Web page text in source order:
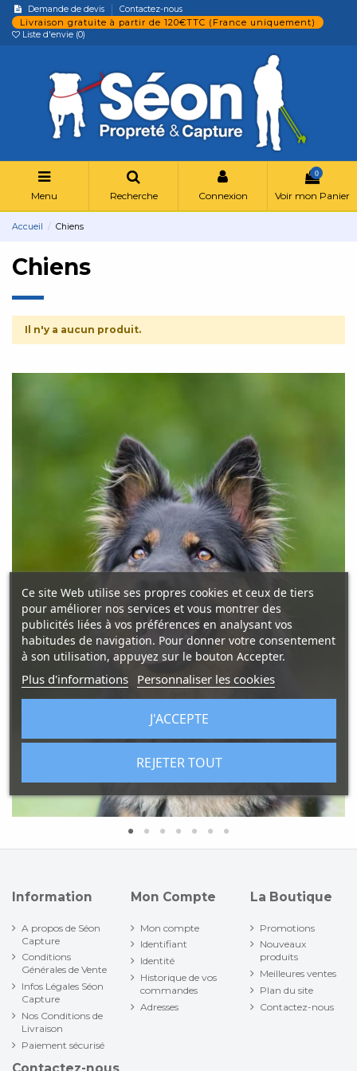
Demande de devis Contactez-nous
Livraison gratuite à partir de 120€TTC (France uniquement)
Liste d'envie (0)
Menu Recherche Connexion
0
Voir mon Panier
Accueil Chiens
Chiens
Il n'y a aucun produit.
Ce site Web utilise ses propres cookies et ceux de tiers
pour améliorer nos services et vous montrer des
publicités liées à vos préférences en analysant vos
habitudes de navigation. Pour donner votre consentement
à son utilisation, appuyez sur le bouton Accepter.
Plus d'informations Personnaliser les cookies
REJETER TOUT
J'ACCEPTE
Information
A propos de Séon
Capture
Conditions
Générales de Vente
Infos Légales Séon
Capture
Nos Conditions de
Livraison
Paiement sécurisé
Mon Compte
Mon compte
Identifiant
Identité
Historique de vos
commandes
Adresses
La Boutique
Promotions
Nouveaux
produits
Meilleures ventes
Plan du site
Contactez-nous